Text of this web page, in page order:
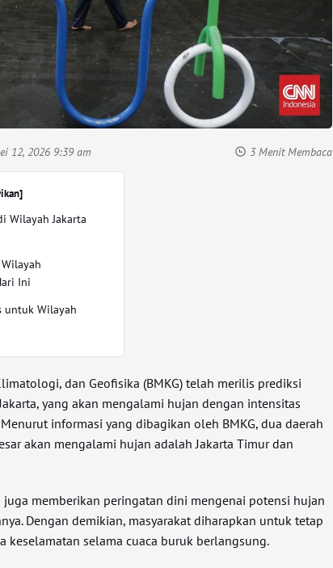
12, 2026 9:39 am 3 Menit Membaca
Wilayah Jakarta
Ini
untuk Wilayah
dan Geofisika (BMKG) telah merilis prediksi
yang akan mengalami hujan dengan intensitas
informasi yang dibagikan oleh BMKG, dua daerah
akan mengalami hujan adalah Jakarta Timur dan
memberikan peringatan dini mengenai potensi hujan
Dengan demikian, masyarakat diharapkan untuk tetap
keselamatan selama cuaca buruk berlangsung.